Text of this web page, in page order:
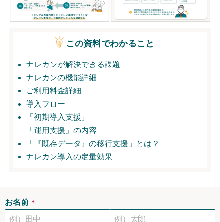
この資料でわかること
ナレカンが解決できる課題
ナレカンの機能詳細
ご利用料金詳細
導入フロー
「初期導入支援」
「運用支援」の内容
「『既存データ』の移行支援」とは？
ナレカン導入の定量効果
お名前 ＊